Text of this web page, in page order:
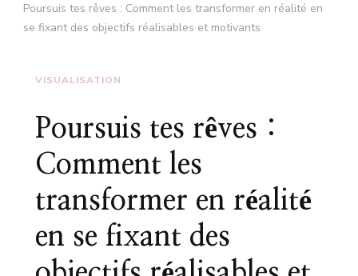
Poursuis tes rêves : Comment les transformer en réalité en
se fixant des objectifs réalisables et motivants
VISUALISATION
Poursuis tes rêves :
Comment les
transformer en réalité
en se fixant des